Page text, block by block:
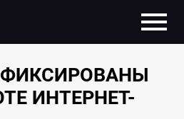
ИНТЕРНЕТ-